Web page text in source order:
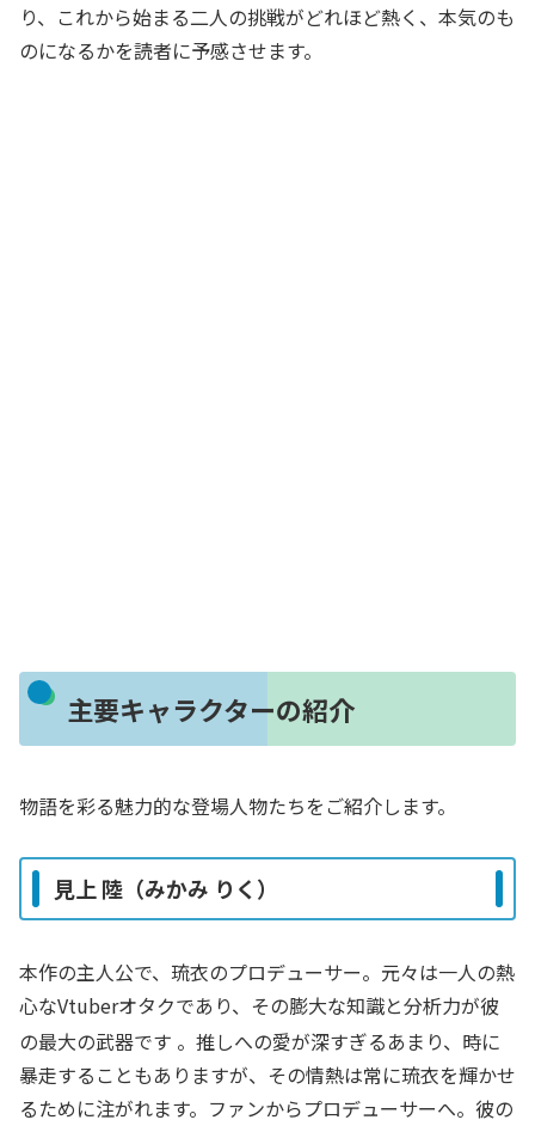
り、これから始まる二人の挑戦がどれほど熱く、本気のも
のになるかを読者に予感させます。
主要キャラクターの紹介
物語を彩る魅力的な登場人物たちをご紹介します。
見上 陸（みかみ りく）
本作の主人公で、琉衣のプロデューサー。元々は一人の熱
心なVtuberオタクであり、その膨大な知識と分析力が彼
の最大の武器です 。推しへの愛が深すぎるあまり、時に
暴走することもありますが、その情熱は常に琉衣を輝かせ
るために注がれます。ファンからプロデューサーへ。彼の